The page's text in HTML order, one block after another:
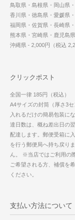
鳥取県・島根県・岡山県
香川県・徳島県・愛媛県
福岡県・佐賀県・長崎県
熊本県・宮崎県・鹿児島
沖縄県 - 2,000円（税込
クリックポスト
全国一律 185円（税込）
A4サイズの封筒（厚さ3
入れるだけの簡易包装に
達日数は、概ね差出日の
配達します。郵便受箱に
を行う郵便局へ持ち戻り
ん。 ※当店ではご利用の
ご希望される方、補償を
ください。
支払い方法について